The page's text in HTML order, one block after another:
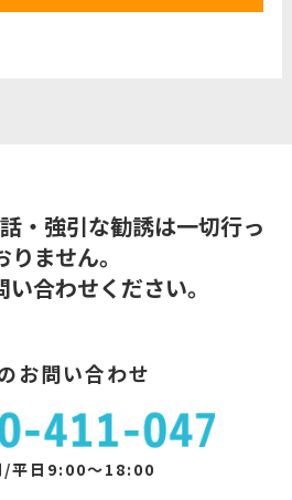
・強引な勧誘は一切行っ
りません。
合わせください。
お問い合わせ
/平日9:00～18:00